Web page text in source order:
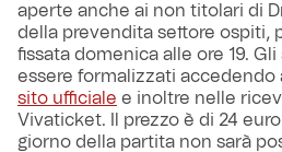
aperte anche ai non titolari di
della prevendita settore ospiti,
fissata domenica alle ore 19.
essere formalizzati accedendo
sito ufficiale e inoltre nelle
Vivaticket. Il prezzo è di 24
giorno della partita non sarà